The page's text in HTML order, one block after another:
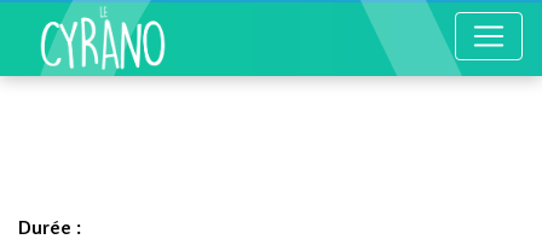
Durée :